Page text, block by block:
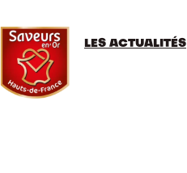
LES ACTUALITÉS